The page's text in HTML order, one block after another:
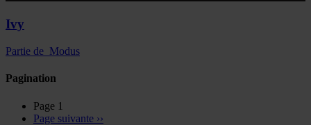
Ivy
Partie de Modus
Pagination
Page 1
Page suivante ››